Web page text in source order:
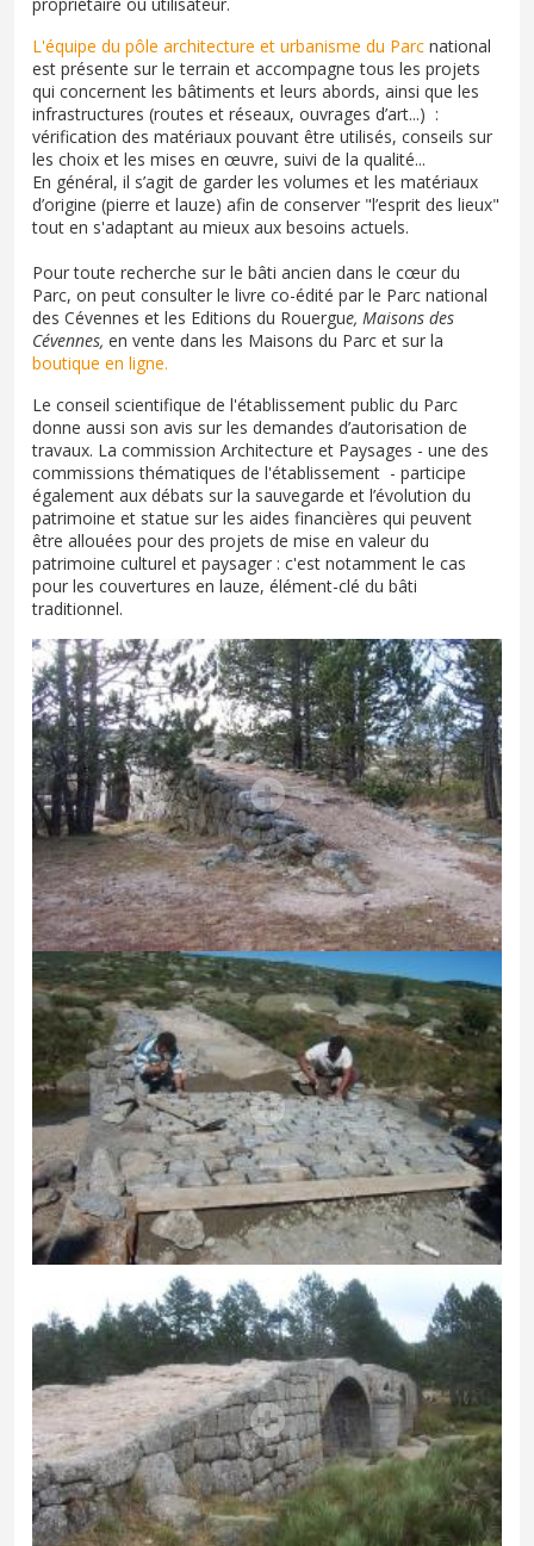
L'équipe du pôle architecture et urbanisme du Parc national
est présente sur le terrain et accompagne tous les projets
qui concernent les bâtiments et leurs abords, ainsi que les
infrastructures (routes et réseaux, ouvrages d’art...) :
vérification des matériaux pouvant être utilisés, conseils sur
les choix et les mises en œuvre, suivi de la qualité...
En général, il s’agit de garder les volumes et les matériaux
d’origine (pierre et lauze) afin de conserver "l’esprit des lieux"
tout en s'adaptant au mieux aux besoins actuels.
Pour toute recherche sur le bâti ancien dans le cœur du
Parc, on peut consulter le livre co-édité par le Parc national
des Cévennes et les Editions du Rouergue, Maisons des
Cévennes, en vente dans les Maisons du Parc et sur la
boutique en ligne.
Le conseil scientifique de l'établissement public du Parc
donne aussi son avis sur les demandes d’autorisation de
travaux. La commission Architecture et Paysages - une des
commissions thématiques de l'établissement - participe
également aux débats sur la sauvegarde et l’évolution du
patrimoine et statue sur les aides financières qui peuvent
être allouées pour des projets de mise en valeur du
patrimoine culturel et paysager : c'est notamment le cas
pour les couvertures en lauze, élément-clé du bâti
traditionnel.